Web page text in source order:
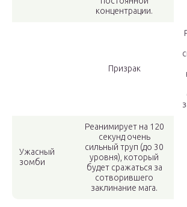
концентрации.
Призрак
Ужасный
зомби
Реанимирует на 120
секунд очень
сильный труп (до 30
уровня), который
будет сражаться за
сотворившего
заклинание мага.